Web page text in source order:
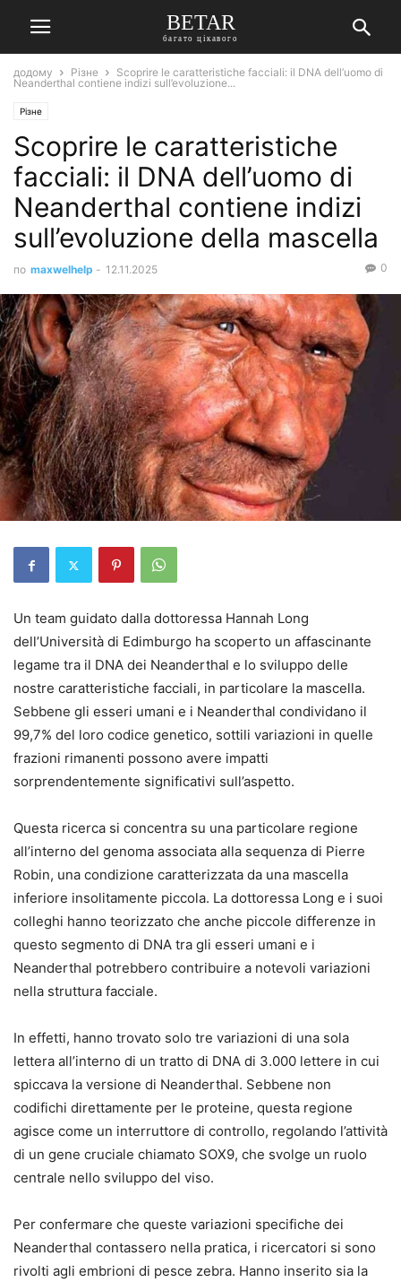
BETAR
багато цікавого
додому Різне
Scoprire le caratteristiche facciali: il DNA dell’uomo di
Neanderthal contiene indizi sull’evoluzione...
Різне
Scoprire le caratteristiche
facciali: il DNA dell’uomo di
Neanderthal contiene indizi
sull’evoluzione della mascella
по maxwelhelp - 12.11.2025 0
Un team guidato dalla dottoressa Hannah Long
dell’Università di Edimburgo ha scoperto un affascinante
legame tra il DNA dei Neanderthal e lo sviluppo delle
nostre caratteristiche facciali, in particolare la mascella.
Sebbene gli esseri umani e i Neanderthal condividano il
99,7% del loro codice genetico, sottili variazioni in quelle
frazioni rimanenti possono avere impatti
sorprendentemente significativi sull’aspetto.
Questa ricerca si concentra su una particolare regione
all’interno del genoma associata alla sequenza di Pierre
Robin, una condizione caratterizzata da una mascella
inferiore insolitamente piccola. La dottoressa Long e i suoi
colleghi hanno teorizzato che anche piccole differenze in
questo segmento di DNA tra gli esseri umani e i
Neanderthal potrebbero contribuire a notevoli variazioni
nella struttura facciale.
In effetti, hanno trovato solo tre variazioni di una sola
lettera all’interno di un tratto di DNA di 3.000 lettere in cui
spiccava la versione di Neanderthal. Sebbene non
codifichi direttamente per le proteine, questa regione
agisce come un interruttore di controllo, regolando l’attività
di un gene cruciale chiamato SOX9, che svolge un ruolo
centrale nello sviluppo del viso.
Per confermare che queste variazioni specifiche dei
Neanderthal contassero nella pratica, i ricercatori si sono
rivolti agli embrioni di pesce zebra. Hanno inserito sia la